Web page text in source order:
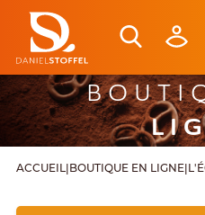
ACCUEIL| BOUTIQUE EN LIGNE|